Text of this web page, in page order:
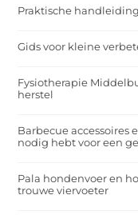
Praktische
Gids voor kleine
Fysiotherapie
herstel
Barbecue accessoires
nodig hebt voor een
Pala hondenvoer en
trouwe viervoeter